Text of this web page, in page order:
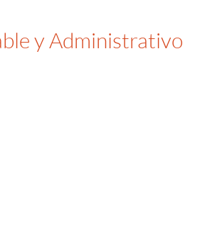
y Administrativo